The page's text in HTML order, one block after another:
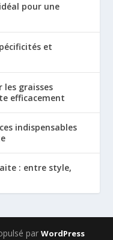
pour une
et
les graisses
efficacement
indispensables
: entre style,
par WordPress